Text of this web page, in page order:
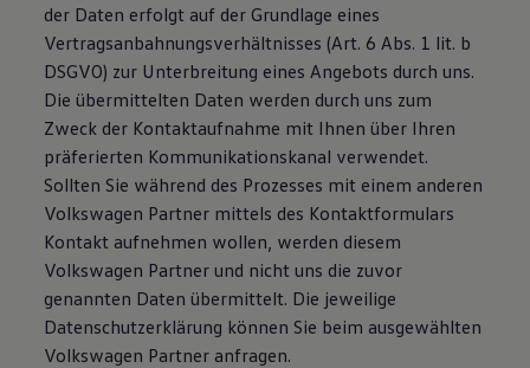
Magazin
Lifestyle
Transport
Familie
Elektromobilität
Volkswagen R
Pannen- und Unfallhilfe
Volkswagen Kundenbetreuung
der Daten erfolgt auf der Grundlage eines
Vertragsanbahnungsverhältnisses (Art. 6 Abs. 1 lit. b
DSGVO) zur Unterbreitung eines Angebots durch uns.
Die übermittelten Daten werden durch uns zum
Zweck der Kontaktaufnahme mit Ihnen über Ihren
präferierten Kommunikationskanal verwendet.
Sollten Sie während des Prozesses mit einem anderen
Volkswagen Partner mittels des Kontaktformulars
Kontakt aufnehmen wollen, werden diesem
Volkswagen Partner und nicht uns die zuvor
genannten Daten übermittelt. Die jeweilige
Datenschutzerklärung können Sie beim ausgewählten
Volkswagen Partner anfragen.